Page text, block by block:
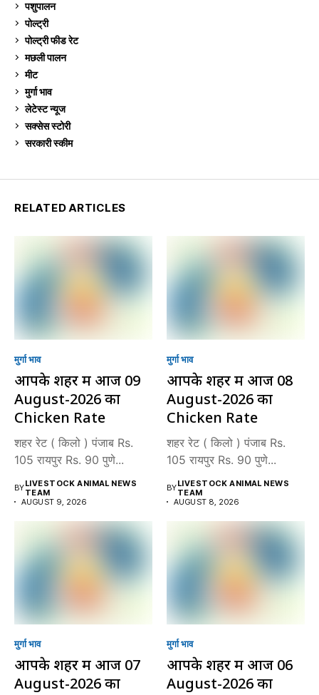
पशुपालन
पोल्ट्री
पोल्ट्री फीड रेट
मछली पालन
मीट
मुर्गा भाव
लेटेस्ट न्यूज
सक्सेस स्टो‍री
सरकारी स्की‍म
RELATED ARTICLES
मुर्गा भाव
आपके शहर में आज 09
August-2026 का
Chicken Rate
शहर रेट ( किलो ) पंजाब Rs.
105 रायपुर Rs. 90 पुणे...
BYLIVESTOCK ANIMAL NEWS
TEAM
AUGUST 9, 2026
मुर्गा भाव
आपके शहर में आज 08
August-2026 का
Chicken Rate
शहर रेट ( किलो ) पंजाब Rs.
105 रायपुर Rs. 90 पुणे...
BYLIVESTOCK ANIMAL NEWS
TEAM
AUGUST 8, 2026
मुर्गा भाव
आपके शहर में आज 07
August-2026 का
मुर्गा भाव
आपके शहर में आज 06
August-2026 का